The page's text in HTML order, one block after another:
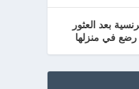
بعد العثور
في منزلها